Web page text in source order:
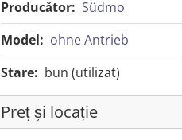
Producător: Südmo
Model: ohne Antrieb
Stare: bun (utilizat)
Preț și locație